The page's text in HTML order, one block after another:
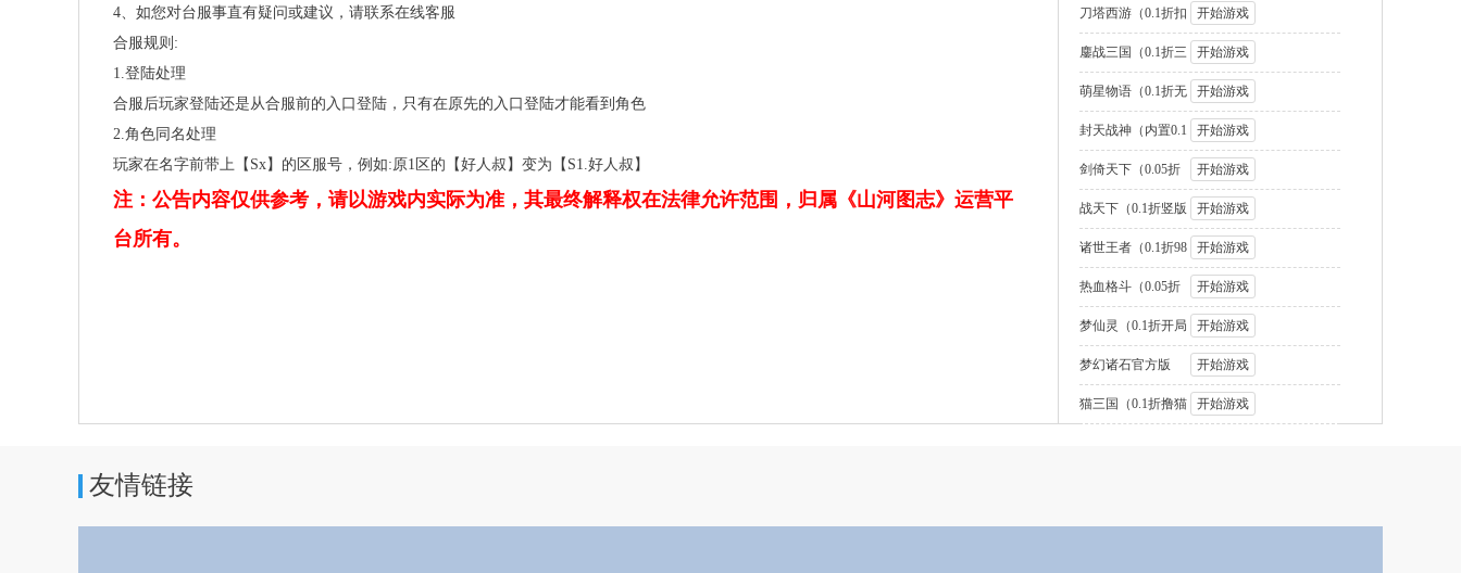
4、如您对台服事直有疑问或建议，请联系在线客服
合服规则:
1.登陆处理
合服后玩家登陆还是从合服前的入口登陆，只有在原先的入口登陆才能看到角色
2.角色同名处理
玩家在名字前带上【Sx】的区服号，例如:原1区的【好人叔】变为【S1.好人叔】
注：公告内容仅供参考，请以游戏内实际为准，其最终解释权在法律允许范围，归属《山河图志》运营平
台所有。
天送1W代币
刀塔西游（0.1折扣
版）
开始游戏
鏖战三国（0.1折三
国2名将盲盒
开始游戏
萌星物语（0.1折无
限代金版）
开始游戏
封天战神（内置0.1
折1W免费版
开始游戏
剑倚天下（0.05折
送SSS神将
开始游戏
战天下（0.1折竖版
街机连招）
开始游戏
诸世王者（0.1折98
元速通版）
开始游戏
热血格斗（0.05折
GM定制版）
开始游戏
梦仙灵（0.1折开局
送足球宝贝）
开始游戏
梦幻诸石官方版
（0.05折圆梦高
开始游戏
猫三国（0.1折撸猫 开始游戏
友情链接